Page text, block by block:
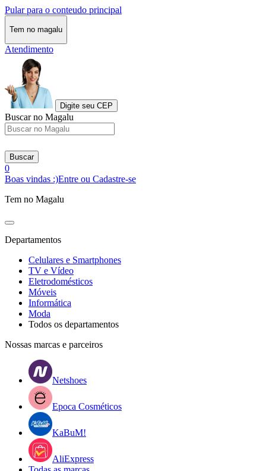
Pular para o conteudo principal
Tem no magalu
Atendimento
Digite seu CEP
Buscar no Magalu
Buscar
0
Boas vindas :)Entre ou Cadastre-se
Tem no Magalu
Departamentos
Celulares e Smartphones
TV e Vídeo
Eletrodomésticos
Móveis
Informática
Moda
Todos os departamentos
Nossas marcas e parceiros
Netshoes
Epoca Cosméticos
KaBuM!
AliExpress